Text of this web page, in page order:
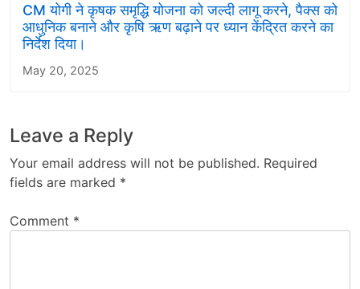
CM योगी ने कृषक समृद्धि योजना को जल्दी लागू करने, पैक्स को
आधुनिक बनाने और कृषि ऋण बढ़ाने पर ध्यान केंद्रित करने का
निर्देश दिया।
May 20, 2025
Leave a Reply
Your email address will not be published. Required
fields are marked *
Comment *